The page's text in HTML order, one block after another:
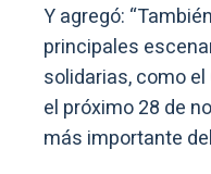
Y agregó:
principales
solidarias, como el
el próximo 28 de
más importante